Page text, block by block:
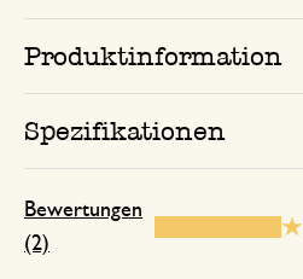
Produktinformation
Spezifikationen
Bewertungen
(2)